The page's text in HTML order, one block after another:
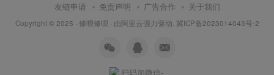
友链申请 免责声明 广告合作 关于我们
Copyright © 2025 · 修呗修呗 · 由阿里云强力驱动. 冀ICP备2023014043号-2